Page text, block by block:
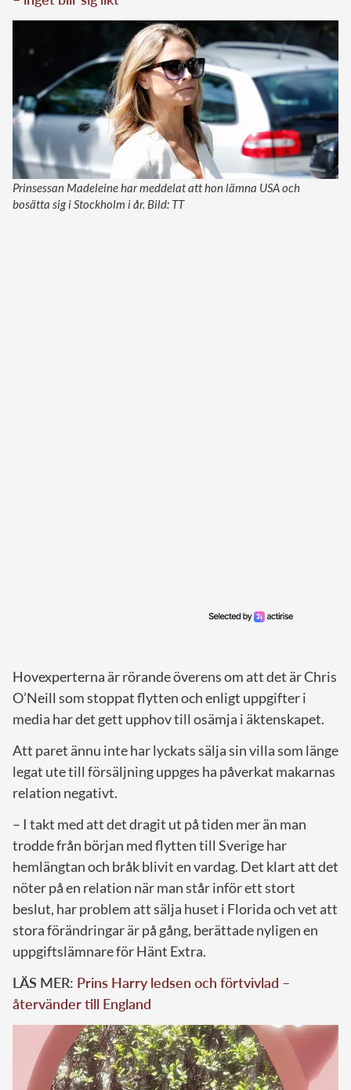
Prinsessan Madeleine har meddelat att hon lämna USA och
bosätta sig i Stockholm i år. Bild: TT
Hovexperterna är rörande överens om att det är Chris
O’Neill som stoppat flytten och enligt uppgifter i
media har det gett upphov till osämja i äktenskapet.
Att paret ännu inte har lyckats sälja sin villa som länge
legat ute till försäljning uppges ha påverkat makarnas
relation negativt.
– I takt med att det dragit ut på tiden mer än man
trodde från början med flytten till Sverige har
hemlängtan och bråk blivit en vardag. Det klart att det
nöter på en relation när man står inför ett stort
beslut, har problem att sälja huset i Florida och vet att
stora förändringar är på gång, berättade nyligen en
uppgiftslämnare för Hänt Extra.
LÄS MER: Prins Harry ledsen och förtvivlad –
återvänder till England